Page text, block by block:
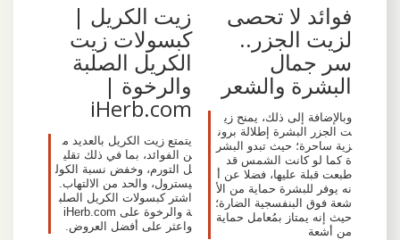
فوائد لا تحصى
لزيت الجزر..
سر جمال
البشرة والشعر
وبالإضافة إلى ذلك، يمنح زي
ت الجزر البشرة إطلالة برون
زية ساحرة؛ حيث تبدو البشر
ة كما لو كانت الشمس قد
طبعت قبلة عليها، فضلا عن أ
نه يوفر للبشرة حماية من الأ
شعة فوق البنفسجية الضارة؛
حيث إنه يمتاز بمُعامل حماية
من أشعة
زيت الكريل |
كبسولات زيت
الكريل الصلبة
والرخوة |
iHerb.com
يتمتع زيت الكريل بالعديد م
ن الفوائد، بما في ذلك تقلي
ل التورم، وخفض نسبة الكول
يسترول، والحد من الالتهاب.
اشتر كبسولات الكريل الصلب
ة والرخوة على iHerb.com
واعثر على أفضل العروض.